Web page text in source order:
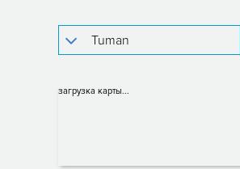
загрузка карты...